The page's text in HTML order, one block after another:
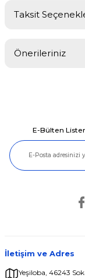
Taksit
Önerileriniz
Görüş ve
Ürün resmi
Ürün
Bu ürüne benzer
E-Bülten
İletişim ve Adres
Yeşiloba, 46243